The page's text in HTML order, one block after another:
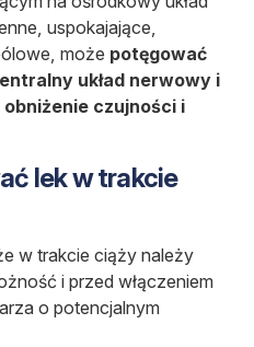
uspokajające,
może potęgować
układ nerwowy i
czujności i
lek w trakcie
w trakcie ciąży należy
i przed włączeniem
o potencjalnym